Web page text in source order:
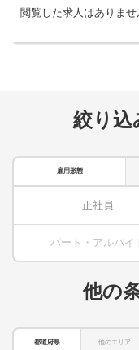
閲覧した求人はありませ
絞り込
雇用形態
正社員
パート・アルバイ
他の
都道府県 他のエリア